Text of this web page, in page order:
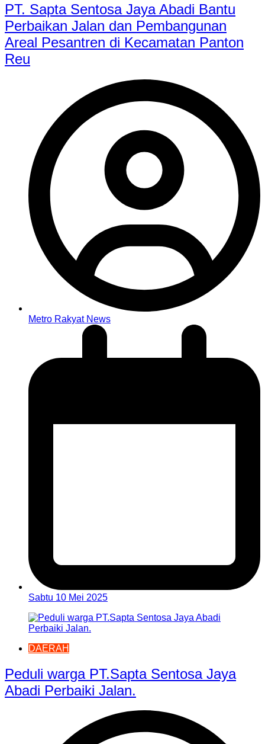
PT. Sapta Sentosa Jaya Abadi Bantu
Perbaikan Jalan dan Pembangunan
Areal Pesantren di Kecamatan Panton
Reu
Metro Rakyat News
Sabtu 10 Mei 2025
DAERAH
Peduli warga PT.Sapta Sentosa Jaya
Abadi Perbaiki Jalan.